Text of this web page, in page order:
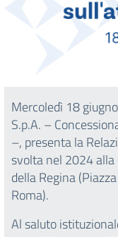
Mercoledì 18
S.p.A. –
–, presenta la
svolta nel 2024 alla
della Regina
Roma).
Al saluto